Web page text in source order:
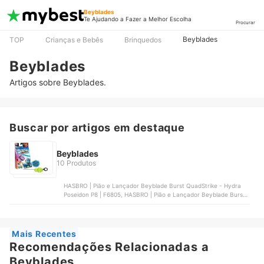
Beyblades
Te Ajudando a Fazer a Melhor Escolha
Procurar
TOP Crianças e Bebês Brinquedos Beyblades
Beyblades
Artigos sobre Beyblades.
Buscar por artigos em destaque
Beyblades
10 Produtos
HASBRO | Pião e Lançador Beyblade Burst QuadStrike - Hydra
Poseidon P8 | F6805, HASBRO | Pião e Lançador Beyblade Burst
HASBRO | Beyblade Burst Pro Series Lord Spryzen | F2334
Mais Recentes
Recomendações Relacionadas a